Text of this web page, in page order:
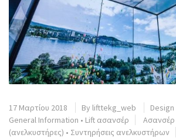
17 Μαρτίου 2018 By lifttekg_web Design
General Information • Lift ασανσέρ Ασανσέρ
(ανελκυστήρες) • Συντηρήσεις ανελκυστήρων